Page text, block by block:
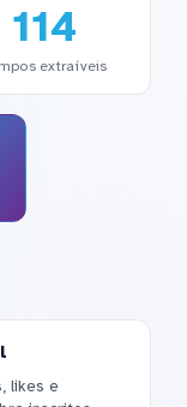
114
extraíveis
likes e